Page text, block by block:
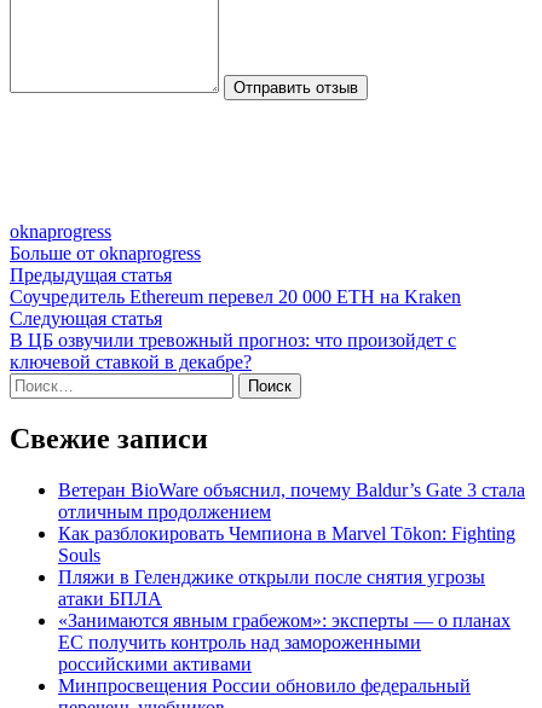
Отправить отзыв
oknaprogress
Больше от oknaprogress
Навигация
по
записям
Предыдущая статьяПредыдущая
статья:
Соучредитель Ethereum перевел 20 000 ETH на Kraken
Следующая статьяСледующая
статья:
В ЦБ озвучили тревожный прогноз: что произойдет с
ключевой ставкой в декабре?
Найти:
Свежие записи
Ветеран BioWare объяснил, почему Baldur’s Gate 3 стала
отличным продолжением
Как разблокировать Чемпиона в Marvel Tōkon: Fighting
Souls
Пляжи в Геленджике открыли после снятия угрозы
атаки БПЛА
«Занимаются явным грабежом»: эксперты — о планах
ЕС получить контроль над замороженными
российскими активами
Минпросвещения России обновило федеральный